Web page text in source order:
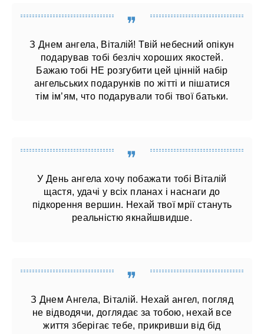
З Днем ангела, Віталій! Твій небесний опікун
подарував тобі безліч хороших якостей.
Бажаю тобі НЕ розгубити цей цінній набір
ангельських подарунків по жітті и пішатися
тім ім’ям, что подарували тобі твої батьки.
У День ангела хочу побажати тобі Віталій
щастя, удачі у всіх планах і наснаги до
підкорення вершин. Нехай твої мрії стануть
реальністю якнайшвидше.
З Днем Ангела, Віталій. Нехай ангел, погляд
не відводячи, доглядає за тобою, нехай все
життя зберігає тебе, прикривши від бід